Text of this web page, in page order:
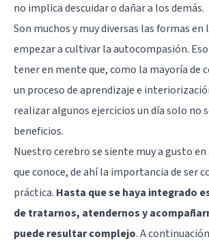
no implica descuidar o dañar a los demás.
Son muchos y muy diversas las formas en
empezar a cultivar la autocompasión.
tener en mente que, como la mayoría de
un proceso de aprendizaje e
realizar algunos ejercicios un día solo no
beneficios.
Nuestro cerebro se siente muy a gusto en
que conoce, de ahí la importancia de ser
práctica. Hasta que se haya integrado
de tratarnos, atendernos y
puede resultar complejo. A